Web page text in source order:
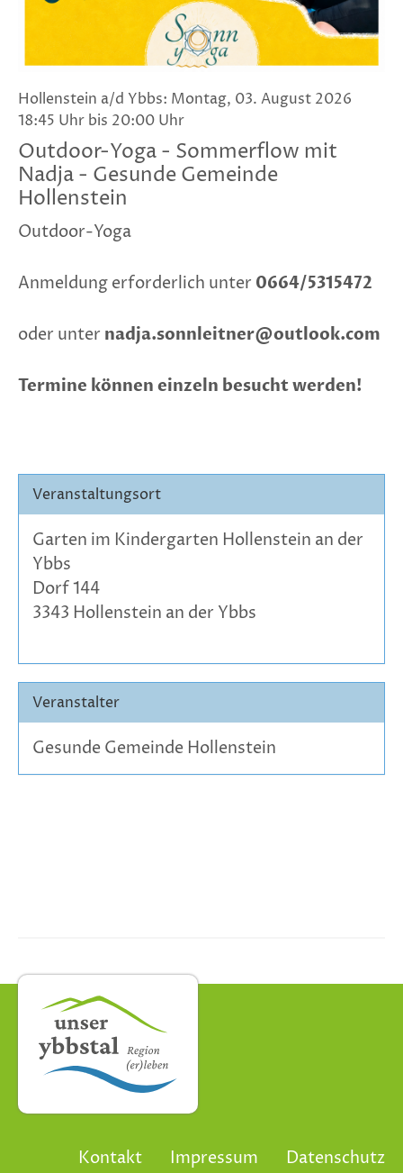
Hollenstein a/d Ybbs: Montag, 03. August 2026
18:45 Uhr bis 20:00 Uhr
Outdoor-Yoga - Sommerflow mit
Nadja - Gesunde Gemeinde
Hollenstein
Outdoor-Yoga
Anmeldung erforderlich unter 0664/5315472
oder unter nadja.sonnleitner@outlook.com
Termine können einzeln besucht werden!
Veranstaltungsort
Garten im Kindergarten Hollenstein an der
Ybbs
Dorf 144
3343 Hollenstein an der Ybbs
Veranstalter
Gesunde Gemeinde Hollenstein
Kontakt Impressum Datenschutz